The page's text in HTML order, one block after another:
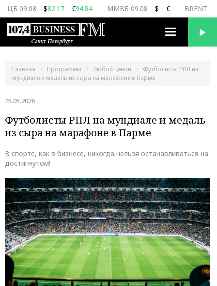
ЦБ 09.08 $82.17 €94.84 ММВБ 09.08 $ € BRENT
Переключить
Главная Программы Любой ценой
Футболисты РПЛ на
мундиале и медаль из сыра на марафоне в Парме
25.05.2026
Футболисты РПЛ на мундиале и медаль
из сыра на марафоне в Парме
В спорте, как в бизнесе, никогда нельзя останавливаться на
достигнутом!